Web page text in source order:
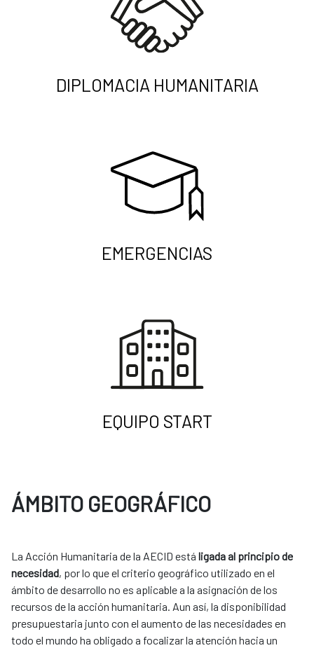
DIPLOMACIA HUMANITARIA
EMERGENCIAS
EQUIPO START
ÁMBITO GEOGRÁFICO
La Acción Humanitaria de la AECID está ligada al principio de
necesidad, por lo que el criterio geográfico utilizado en el
ámbito de desarrollo no es aplicable a la asignación de los
recursos de la acción humanitaria. Aun así, la disponibilidad
presupuestaria junto con el aumento de las necesidades en
todo el mundo ha obligado a focalizar la atención hacia un